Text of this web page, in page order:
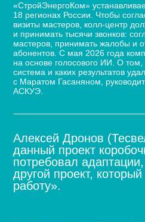
«СтройЭнергоКом»
18 регионах России. Чтобы
визиты мастеров, колл-центр
и принимать тысячи звонков:
мастеров, принимать жалобы и
абонентов. С мая 2026 года
на основе голосового ИИ. О том,
система и каких результатов
с Маратом Гасаняном,
АСКУЭ.
Алексей Дронов
данный проект
потребовал
другой проект,
работу».